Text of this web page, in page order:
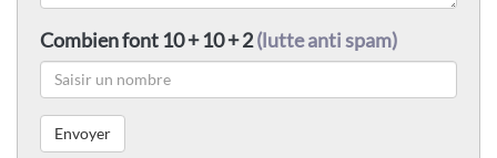
Combien font 10 + 10 + 2(lutte anti spam)